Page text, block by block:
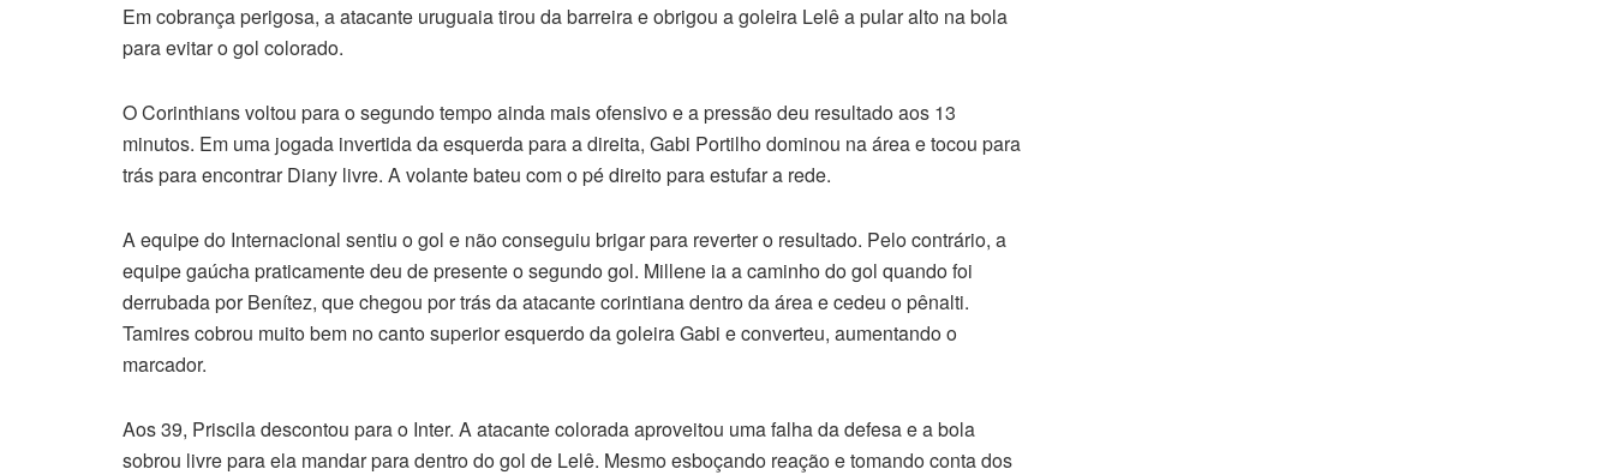
Em cobrança perigosa, a atacante uruguaia tirou da barreira e obrigou a goleira Lelê a pular alto na bola
para evitar o gol colorado.
O Corinthians voltou para o segundo tempo ainda mais ofensivo e a pressão deu resultado aos 13
minutos. Em uma jogada invertida da esquerda para a direita, Gabi Portilho dominou na área e tocou para
trás para encontrar Diany livre. A volante bateu com o pé direito para estufar a rede.
A equipe do Internacional sentiu o gol e não conseguiu brigar para reverter o resultado. Pelo contrário, a
equipe gaúcha praticamente deu de presente o segundo gol. Millene ia a caminho do gol quando foi
derrubada por Benítez, que chegou por trás da atacante corintiana dentro da área e cedeu o pênalti.
Tamires cobrou muito bem no canto superior esquerdo da goleira Gabi e converteu, aumentando o
marcador.
Aos 39, Priscila descontou para o Inter. A atacante colorada aproveitou uma falha da defesa e a bola
sobrou livre para ela mandar para dentro do gol de Lelê. Mesmo esboçando reação e tomando conta dos